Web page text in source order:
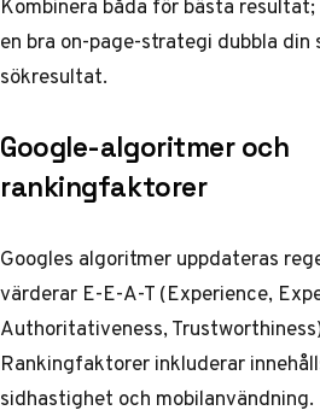
en bra on-page-strategi dubbla din
sökresultat.
Google-algoritmer och
rankingfaktorer
Googles algoritmer uppdateras
värderar E-E-A-T (Experience,
Authoritativeness,
Rankingfaktorer inkluderar
sidhastighet och mobilanvändning.